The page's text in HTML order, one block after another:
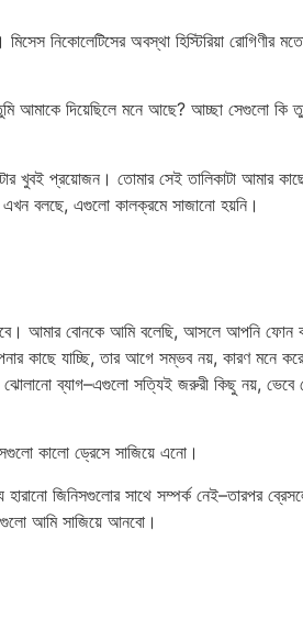
মিসেস নিকোলেটিসের অবস্থা হিস্টিরিয়া রোগিণীর
দিয়েছিলে মনে আছে? আচ্ছা সেগুলো কি
খুবই প্রয়োজন। তোমার সেই তালিকাটা আমার
এখন বলছে, এগুলো কালক্রমে সাজানো হয়নি।
আমার বোনকে আমি বলেছি, আসলে আপনি ফোন
কাছে যাচ্ছি, তার আগে সম্ভব নয়, কারণ মনে করে
ব্যাগ–এগুলো সত্যিই জরুরী কিছু নয়, ভেবে
কালো ড্রেসে সাজিয়ে এনো।
জিনিসগুলোর সাথে সম্পর্ক নেই–তারপর
আমি সাজিয়ে আনবো।